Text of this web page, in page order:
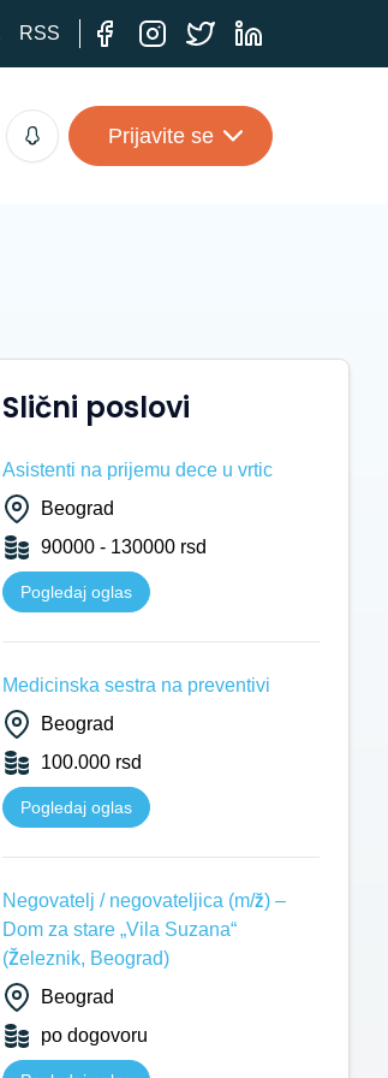
RSS
Prijavite se
Slični poslovi
Asistenti na prijemu dece u vrtic
Beograd
90000 - 130000 rsd
Pogledaj oglas
Medicinska sestra na preventivi
Beograd
100.000 rsd
Pogledaj oglas
Negovatelj / negovateljica (m/ž) –
Dom za stare „Vila Suzana“
(Železnik, Beograd)
Beograd
po dogovoru